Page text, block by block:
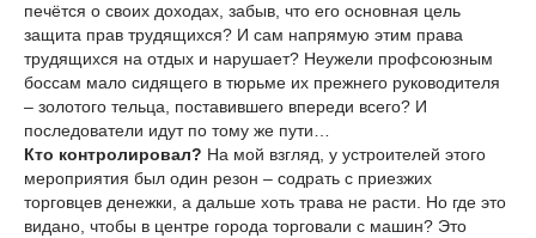
печётся о своих доходах, забыв, что его основная цель
защита прав трудящихся? И сам напрямую этим права
трудящихся на отдых и нарушает? Неужели профсоюзным
боссам мало сидящего в тюрьме их прежнего руководителя
– золотого тельца, поставившего впереди всего? И
последователи идут по тому же пути…
Кто контролировал? На мой взгляд, у устроителей этого
мероприятия был один резон – содрать с приезжих
торговцев денежки, а дальше хоть трава не расти. Но где это
видано, чтобы в центре города торговали с машин? Это